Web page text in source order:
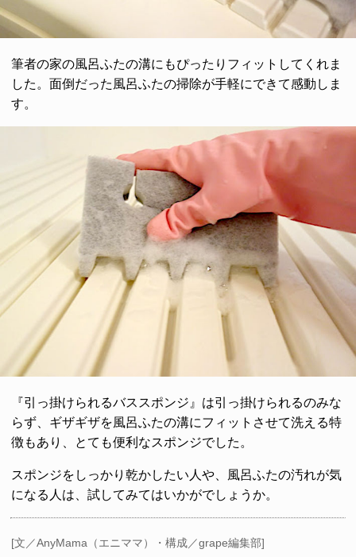
筆者の家の風呂ふたの溝にもぴったりフィットしてくれま
した。面倒だった風呂ふたの掃除が手軽にできて感動しま
す。
『引っ掛けられるバススポンジ』は引っ掛けられるのみな
らず、ギザギザを風呂ふたの溝にフィットさせて洗える特
徴もあり、とても便利なスポンジでした。
スポンジをしっかり乾かしたい人や、風呂ふたの汚れが気
になる人は、試してみてはいかがでしょうか。
[文／AnyMama（エニママ）・構成／grape編集部]